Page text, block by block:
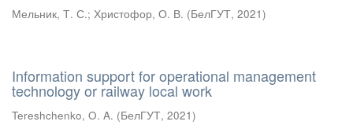
Мельник, Т. С.; Христофор, О. В. (БелГУТ, 2021)
Information support for operational management
technology or railway local work
Tereshchenko, O. A. (БелГУТ, 2021)